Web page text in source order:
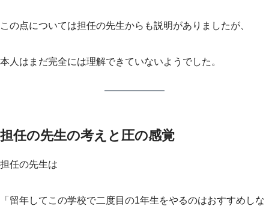
この点については担任の先生からも説明がありましたが、
本人はまだ完全には理解できていないようでした。
担任の先生の考えと圧の感覚
担任の先生は
「留年してこの学校で二度目の1年生をやるのはおすすめしな